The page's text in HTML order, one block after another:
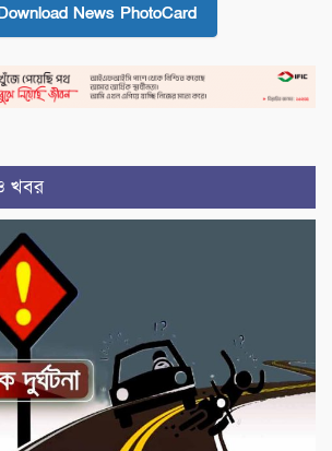
News PhotoCard
খবর